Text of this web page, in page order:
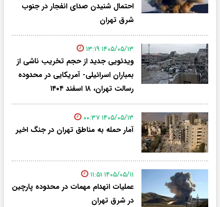
احتمال شنیدن صدای انفجار در جنوب
شرق تهران
۱۴۰۵/۰۵/۱۳ ۱۳:۱۹
ویدئویی جدید از حجم تخریب ناشی از
بمباران اسرائیلی- آمریکایی در محدوده
رسالت تهران، ۱۸ اسفند ۱۴۰۴
۱۴۰۵/۰۵/۱۳ ۰۰:۳۷
آمار حمله به مناطق تهران در جنگ اخیر
۱۴۰۵/۰۵/۱۱ ۱۱:۵۱
عملیات انهدام مهمات در محدوده پارچین
در شرق تهران